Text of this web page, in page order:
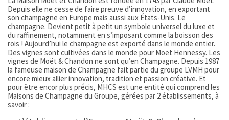
Depuis elle ne cesse de faire preuve d’innovation, en exportant
son champagne en Europe mais aussi aux États-Unis. Le
champagne. Devient petit à petit un symbole universel du luxe et
du raffinement, notamment en s’imposant comme la boisson des
rois ! Aujourd’hui le champagne est exporté dans le monde entier.
Des vignes sont cultivées dans le monde pour Moët Hennessy. Les
vignes de Moët & Chandon ne sont qu’en Champagne. Depuis 1987
la fameuse maison de Champagne fait partie du groupe LVMH pour
encore mieux allier innovation, tradition et passion créative. Et
pour être encor plus précis, MHCS est une entité qui comprend les
Maisons de Champagne du Groupe, gérées par 2 établissements, à
savoir :